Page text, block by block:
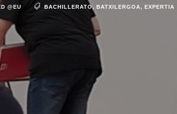
@EU BACHILLERATO, BATXILERGOA, EXPERTIA